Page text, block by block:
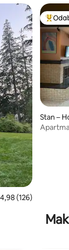
„Odabrali
ocjena:
4,98 (126)
Među
Stan –